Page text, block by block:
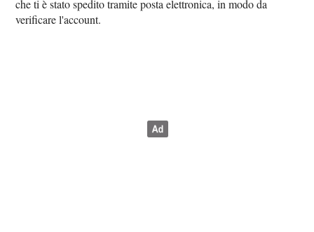
che ti è stato spedito tramite posta elettronica, in modo da
verificare l'account.